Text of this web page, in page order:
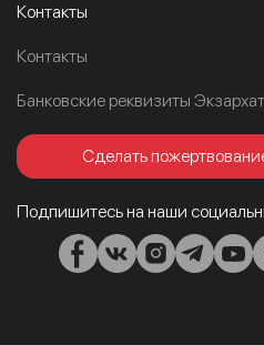
Контакты
Контакты
Банковские реквизиты
Сделать
Подпишитесь на наши